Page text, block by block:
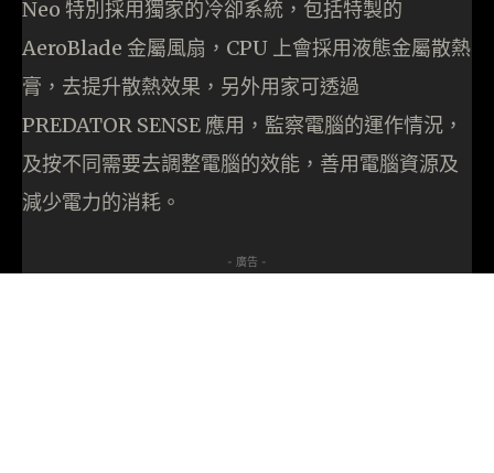
Neo 特別採用獨家的冷卻系統，包括特製的
AeroBlade 金屬風扇，CPU 上會採用液態金屬散熱
膏，去提升散熱效果，另外用家可透過
PREDATOR SENSE 應用，監察電腦的運作情況，
及按不同需要去調整電腦的效能，善用電腦資源及
減少電力的消耗。
- 廣告 -